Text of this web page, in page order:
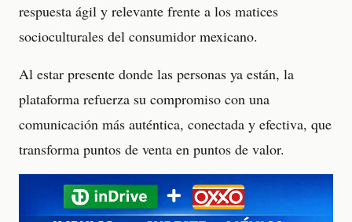
respuesta ágil y relevante frente a los matices
socioculturales del consumidor mexicano.
Al estar presente donde las personas ya están, la
plataforma refuerza su compromiso con una
comunicación más auténtica, conectada y efectiva, que
transforma puntos de venta en puntos de valor.